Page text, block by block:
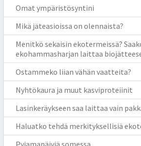
Omat ympäristösyntini
Mikä jäteasioissa on olennaista?
Menitkö sekaisin ekotermeissä?
ekohammasharjan laittaa
Ostammeko liian vähän vaatteita?
Nyhtökaura ja muut kasviproteiinit
Lasinkeräykseen saa laittaa vain
Haluatko tehdä merkityksellisiä